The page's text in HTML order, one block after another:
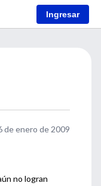
Ingresar
de enero de 2009
no logran